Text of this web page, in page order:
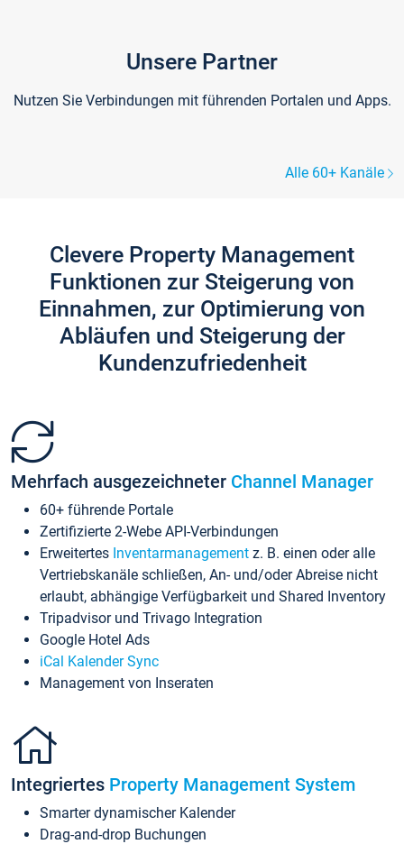
Unsere Partner
Nutzen Sie Verbindungen mit führenden Portalen und Apps.
Alle 60+ Kanäle
Clevere Property Management
Funktionen zur Steigerung von
Einnahmen, zur Optimierung von
Abläufen und Steigerung der
Kundenzufriedenheit
Mehrfach ausgezeichneter Channel Manager
60+ führende Portale
Zertifizierte 2-Webe API-Verbindungen
Erweitertes Inventarmanagement z. B. einen oder alle
Vertriebskanäle schließen, An- und/oder Abreise nicht
erlaubt, abhängige Verfügbarkeit und Shared Inventory
Tripadvisor und Trivago Integration
Google Hotel Ads
iCal Kalender Sync
Management von Inseraten
Integriertes Property Management System
Smarter dynamischer Kalender
Drag-and-drop Buchungen